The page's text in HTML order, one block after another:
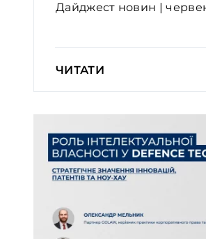
Дайджест новин |
ЧИТАТИ